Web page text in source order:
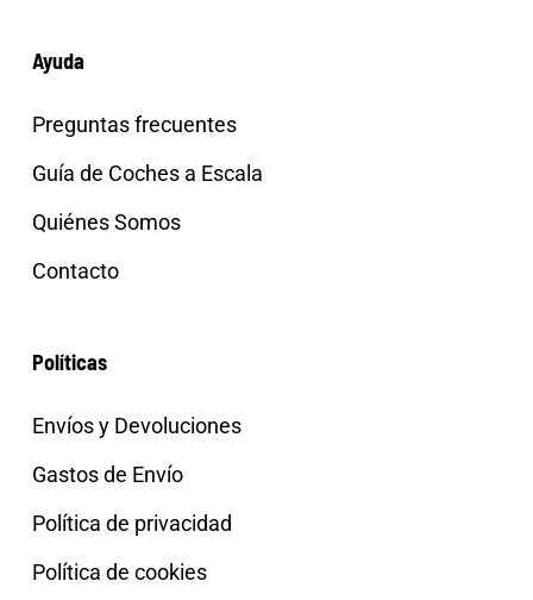
Ayuda
Preguntas frecuentes
Guía de Coches a Escala
Quiénes Somos
Contacto
Políticas
Envíos y Devoluciones
Gastos de Envío
Política de privacidad
Política de cookies